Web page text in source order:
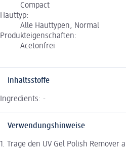
Compact
Hauttyp:
Alle Hauttypen, Normal
Produkteigenschaften:
Acetonfrei
Inhaltsstoffe
Ingredients: -
Verwendungshinweise
1. Trage den UV Gel Polish Remover